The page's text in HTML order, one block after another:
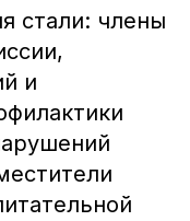
стали: члены
и